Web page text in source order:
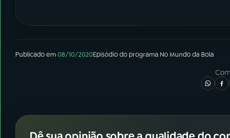
Publicado em08/10/2020Episódiodo programa No Mundo da Bola